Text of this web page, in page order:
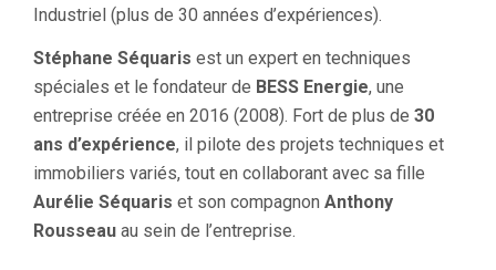
Industriel (plus de 30 années d’expériences).
Stéphane Séquaris est un expert en techniques
spéciales et le fondateur de BESS Energie, une
entreprise créée en 2016 (2008). Fort de plus de 30
ans d’expérience, il pilote des projets techniques et
immobiliers variés, tout en collaborant avec sa fille
Aurélie Séquaris et son compagnon Anthony
Rousseau au sein de l’entreprise.